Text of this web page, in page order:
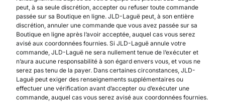
peut, à sa seule discrétion, accepter ou refuser toute commande
passée sur sa Boutique en ligne. JLD-Laguë peut, à son entière
discrétion, annuler une commande que vous avez passée sur sa
Boutique en ligne après l’avoir acceptée, auquel cas vous serez
avisé aux coordonnées fournies. Si JLD-Laguë annule votre
commande, JLD-Laguë ne sera nullement tenue de l’exécuter et
n’aura aucune responsabilité à son égard envers vous, et vous ne
serez pas tenu de la payer. Dans certaines circonstances, JLD-
Laguë peut exiger des renseignements supplémentaires ou
effectuer une vérification avant d’accepter ou d’exécuter une
commande, auquel cas vous serez avisé aux coordonnées fournies.